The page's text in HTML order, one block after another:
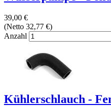
39,00 €
(Netto 32,77 €)
Anzahl
Kühlerschlauch -